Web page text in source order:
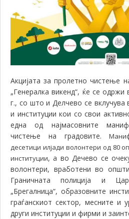
Акцијата за пролетно чистење
„Генералка викенд“, ќе се одржи
г., со што и Делчево се вклучува
и институции кои со свои
една од најмасовните
чистење на градовите.
десетици илјади волонтери од 80
институции, а во Дечево се
волонтери, вработени во
Граничната полиција и
„Брегалница“, образовните
граѓанскиот сектор, месните и
други институции и фирми и